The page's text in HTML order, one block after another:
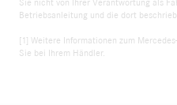
Sie nicht von Ihrer Verantwortung als
Betriebsanleitung und die dort
[1] Weitere Informationen zum
Sie bei Ihrem Händler.